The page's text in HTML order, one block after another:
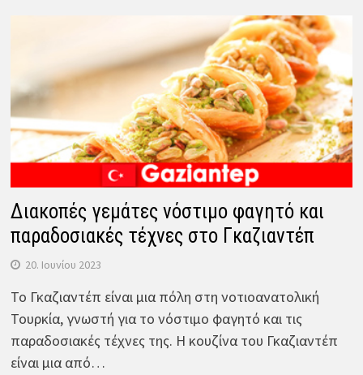
Διακοπές γεμάτες νόστιμο φαγητό και
παραδοσιακές τέχνες στο Γκαζιαντέπ
20. Ιουνίου 2023
Το Γκαζιαντέπ είναι μια πόλη στη νοτιοανατολική
Τουρκία, γνωστή για το νόστιμο φαγητό και τις
παραδοσιακές τέχνες της. Η κουζίνα του Γκαζιαντέπ
είναι μια από…